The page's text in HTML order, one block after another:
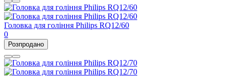
Головка для гоління Philips RQ12/60
0
Розпродано